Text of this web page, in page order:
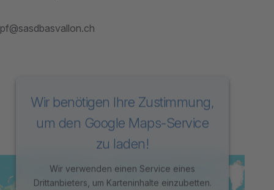
pf@sasdbasvallon.ch
Wir benötigen Ihre Zustimmung,
um den Google Maps-Service
zu laden!
Wir verwenden einen Service eines
Drittanbieters, um Karteninhalte einzubetten.